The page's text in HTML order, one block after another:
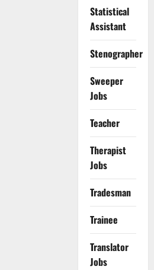
Statistical
Assistant
Stenographer
Sweeper
Jobs
Teacher
Therapist
Jobs
Tradesman
Trainee
Translator
Jobs